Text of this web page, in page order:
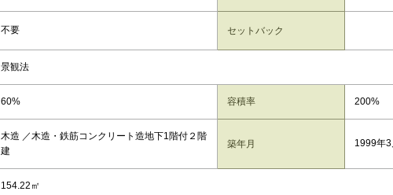
不要 セットバック
景観法
60% 容積率 200%
木造 ／木造・鉄筋コンクリート造地下1階付２階
建
築年月 1999年3
154.22㎡